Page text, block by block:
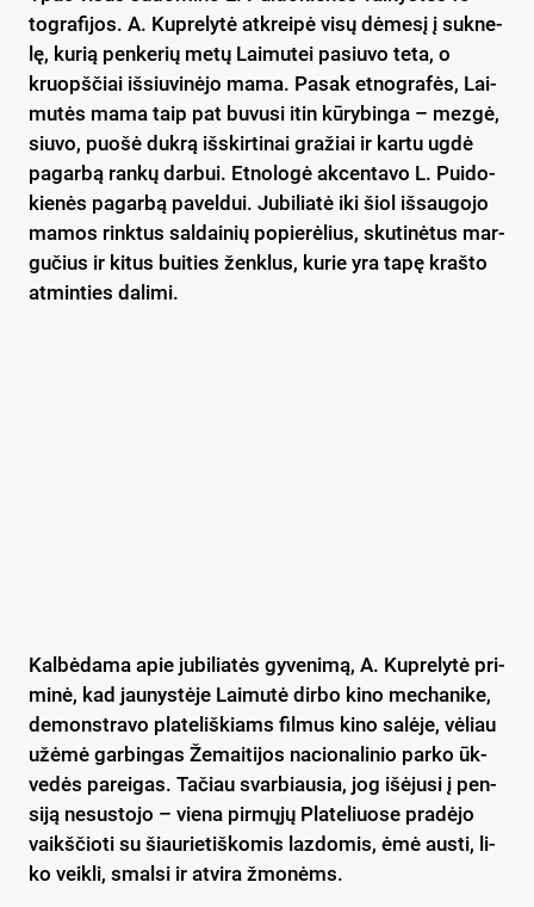
tog­ra­fi­jos. A. Kup­re­ly­tė at­krei­pė vi­sų dė­me­sį į su­kne­
lę, ku­rią pen­ke­rių me­tų Lai­mu­tei pa­siu­vo te­ta, o
kruopš­čiai iš­siu­vi­nė­jo ma­ma. Pa­sak et­nog­ra­fės, Lai­
mu­tės ma­ma taip pat bu­vu­si itin kū­ry­bin­ga – mez­gė,
siu­vo, puo­šė duk­rą iš­skir­ti­nai gra­žiai ir kar­tu ug­dė
pa­gar­bą ran­kų dar­bui. Et­no­lo­gė ak­cen­ta­vo L. Pui­do­
kie­nės pa­gar­bą pa­vel­dui. Ju­bi­lia­tė iki šiol iš­sau­go­jo
ma­mos rink­tus sal­dai­nių po­pie­rė­lius, sku­ti­nė­tus mar­
gu­čius ir ki­tus bui­ties ženk­lus, ku­rie yra ta­pę kraš­to
at­min­ties da­li­mi.
Kal­bė­da­ma apie ju­bi­lia­tės gy­ve­ni­mą, A. Kup­re­ly­tė pri­
mi­nė, kad jau­nys­tė­je Lai­mu­tė dir­bo ki­no me­cha­ni­ke,
de­monst­ra­vo pla­te­liš­kiams fil­mus ki­no sa­lė­je, vė­liau
užė­mė gar­bin­gas Že­mai­ti­jos na­cio­na­li­nio par­ko ūk­
ve­dės pa­rei­gas. Ta­čiau svar­biau­sia, jog išė­ju­si į pen­
si­ją ne­sus­to­jo – vie­na pir­mų­jų Pla­te­liuo­se pra­dė­jo
vaikš­čio­ti su šiau­rie­tiš­ko­mis laz­do­mis, ėmė aus­ti, li­
ko veik­li, smal­si ir at­vi­ra žmo­nėms.